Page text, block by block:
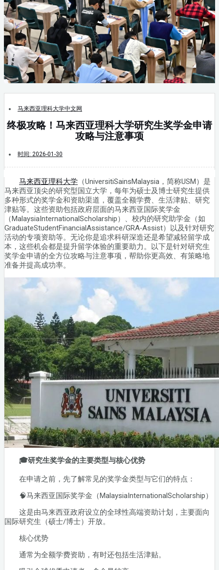
马来西亚理科大学中文网
终极攻略！马来西亚理科大学研究生奖学金申请
攻略与注意事项
时间: 2026-01-30
马来西亚理科大学 （UniversitiSainsMalaysia，简称USM）是
马来西亚顶尖的研究型国立大学，每年为硕士及博士研究生提供
多种形式的奖学金和资助渠道，覆盖全额学费、生活津贴、研究
津贴等。这些资助包括政府层面的马来西亚国际奖学金
（MalaysiaInternationalScholarship）、校内的研究助学金（如
GraduateStudentFinancialAssistance/GRA‑Assist）以及针对研究
活动的专项资助等。无论你是追求科研深造还是希望减轻留学成
本，这些机会都是提升留学体验的重要助力。以下是针对研究生
奖学金申请的全方位攻略与注意事项，帮助你更高效、有策略地
准备并提高成功率。
🎓研究生奖学金的主要类型与核心优势
在申请之前，先了解常见的奖学金类型与它们的特点：
🧠马来西亚国际奖学金（MalaysiaInternationalScholarship）
这是由马来西亚政府设立的全球性高端资助计划，主要面向
国际研究生（硕士/博士）开放。
核心优势
通常为全额学费资助，有时还包括生活津贴。